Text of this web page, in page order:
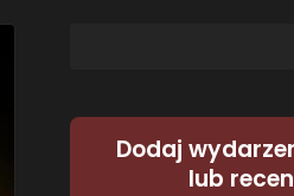
Dodaj
lub